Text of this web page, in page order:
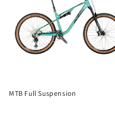
MTB Full Suspension